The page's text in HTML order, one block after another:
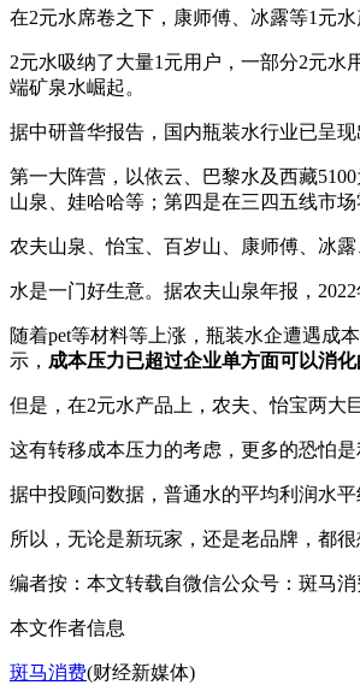
在2元水席卷之下，康师傅、冰露等1元
2元水吸纳了大量1元用户，一部分2元水
端矿泉水崛起。
据中研普华报告，国内瓶装水行业已呈现
第一大阵营，以依云、巴黎水及西藏
山泉、娃哈哈等；第四是在三四五线市场
农夫山泉、怡宝、百岁山、康师傅、冰
水是一门好生意。据农夫山泉年报，2022
随着pet等材料等上涨，瓶装水企遭遇成
示， 成本压力已超过企业单方面可以消化
但是，在2元水产品上，农夫、怡宝两大
这有转移成本压力的考虑，更多的恐怕是
据中投顾问数据，普通水的平均利润水平
所以，无论是新玩家，还是老品牌，都
编者按：本文转载自微信公众号：斑马消
本文作者信息
斑马消费(财经新媒体)